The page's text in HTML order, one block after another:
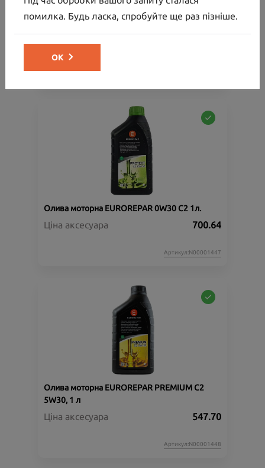
Багажник на дах
Ціна аксесуара 30 000.00
Олива моторна EUROREPAR 0W30 C2 1л.
Ціна аксесуара 700.64
Артикул:N00001447
Олива моторна EUROREPAR PREMIUM C2
5W30, 1 л
Ціна аксесуара 547.70
Артикул:N00001448
помилка. Будь ласка, спробуйте ще раз пізніше.
ОК